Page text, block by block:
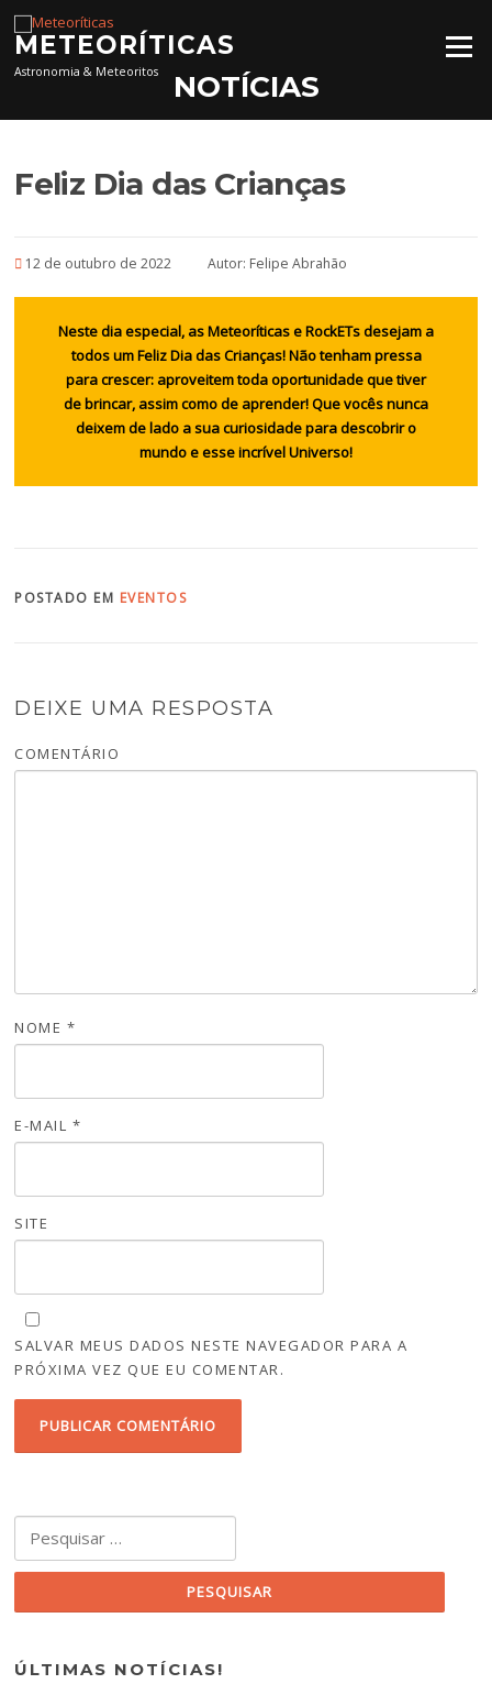
Pular para o conteúdo
METEORÍTICAS
Astronomia & Meteoritos
Menu
NOTÍCIAS
Feliz Dia das Crianças
12 de outubro de 2022 Autor: Felipe Abrahão
Neste dia especial, as Meteoríticas e RockETs desejam a
todos um Feliz Dia das Crianças! Não tenham pressa
para crescer: aproveitem toda oportunidade que tiver
de brincar, assim como de aprender! Que vocês nunca
deixem de lado a sua curiosidade para descobrir o
mundo e esse incrível Universo!
POSTADO EM EVENTOS
DEIXE UMA RESPOSTA
COMENTÁRIO
NOME *
E-MAIL *
SITE
SALVAR MEUS DADOS NESTE NAVEGADOR PARA A
PRÓXIMA VEZ QUE EU COMENTAR.
ÚLTIMAS NOTÍCIAS!